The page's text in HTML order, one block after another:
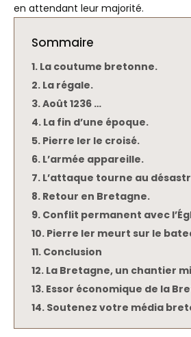
en attendant leur majorité.
Sommaire
La coutume bretonne.
La régale.
Août 1236 …
La fin d’une époque.
Pierre Ier le croisé.
L’armée appareille.
L’attaque tourne au
Retour en Bretagne.
Conflit permanent avec
Pierre Ier meurt sur le
Conclusion
La Bretagne, un chantier
Essor économique de la
Soutenez votre média